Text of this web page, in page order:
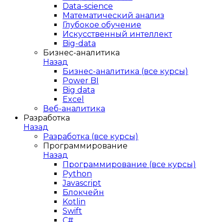
Data-science
Математический анализ
Глубокое обучение
Искусственный интеллект
Big-data
Бизнес-аналитика
Назад
Бизнес-аналитика (все курсы)
Power BI
Big data
Excel
Веб-аналитика
Разработка
Назад
Разработка (все курсы)
Программирование
Назад
Программирование (все курсы)
Python
Javascript
Блокчейн
Kotlin
Swift